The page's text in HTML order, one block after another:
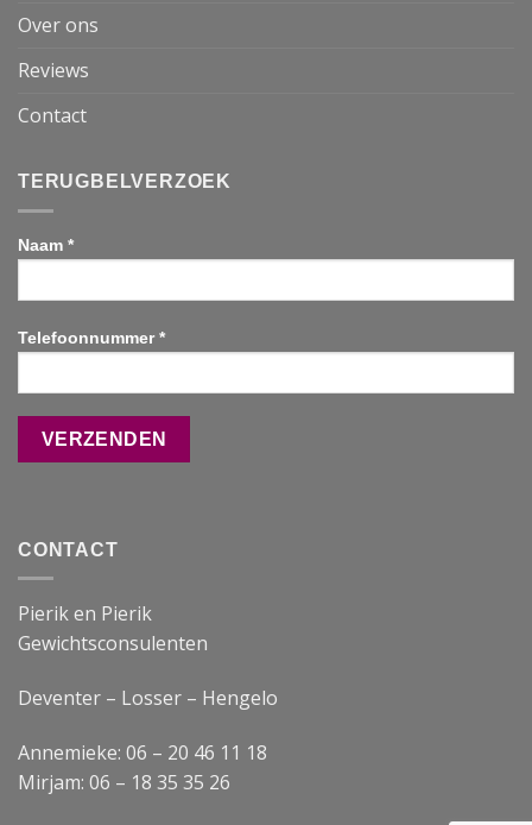
Over ons
Reviews
Contact
TERUGBELVERZOEK
Naam *
Telefoonnummer *
CONTACT
Pierik en Pierik
Gewichtsconsulenten
Deventer – Losser – Hengelo
Annemieke: 06 – 20 46 11 18
Mirjam: 06 – 18 35 35 26